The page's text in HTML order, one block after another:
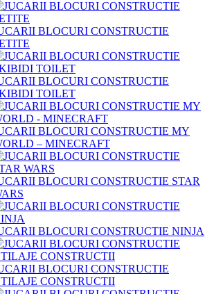
BLOCURI CONSTRUCTIE
BLOCURI CONSTRUCTIE
TOILET
BLOCURI CONSTRUCTIE MY
– MINECRAFT
BLOCURI CONSTRUCTIE STAR
BLOCURI CONSTRUCTIE NINJA
BLOCURI CONSTRUCTIE
CONSTRUCTII